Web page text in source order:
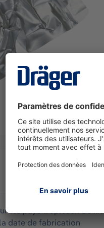
les pays tropicaux Ce
date de fabrication